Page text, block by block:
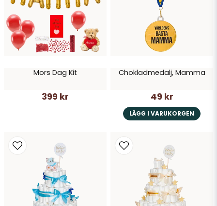
Mors Dag Kit
399 kr
Chokladmedalj, Mamma
49 kr
LÄGG I VARUKORGEN